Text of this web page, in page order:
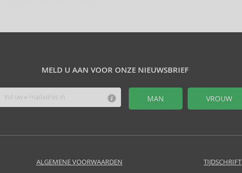
MELD U AAN VOOR ONZE NIEUWSBRIEF
MAN VROUW
ALGEMENE VOORWAARDEN
TIJDSCHRIFT